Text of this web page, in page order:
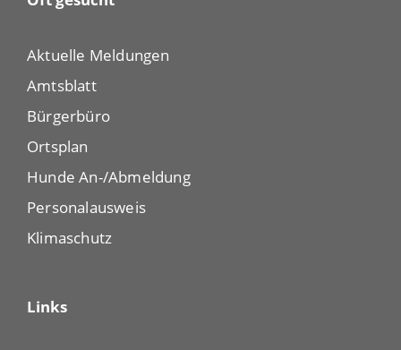
Aktuelle Meldungen
Amtsblatt
Bürgerbüro
Ortsplan
Hunde An-/Abmeldung
Personalausweis
Klimaschutz
Links